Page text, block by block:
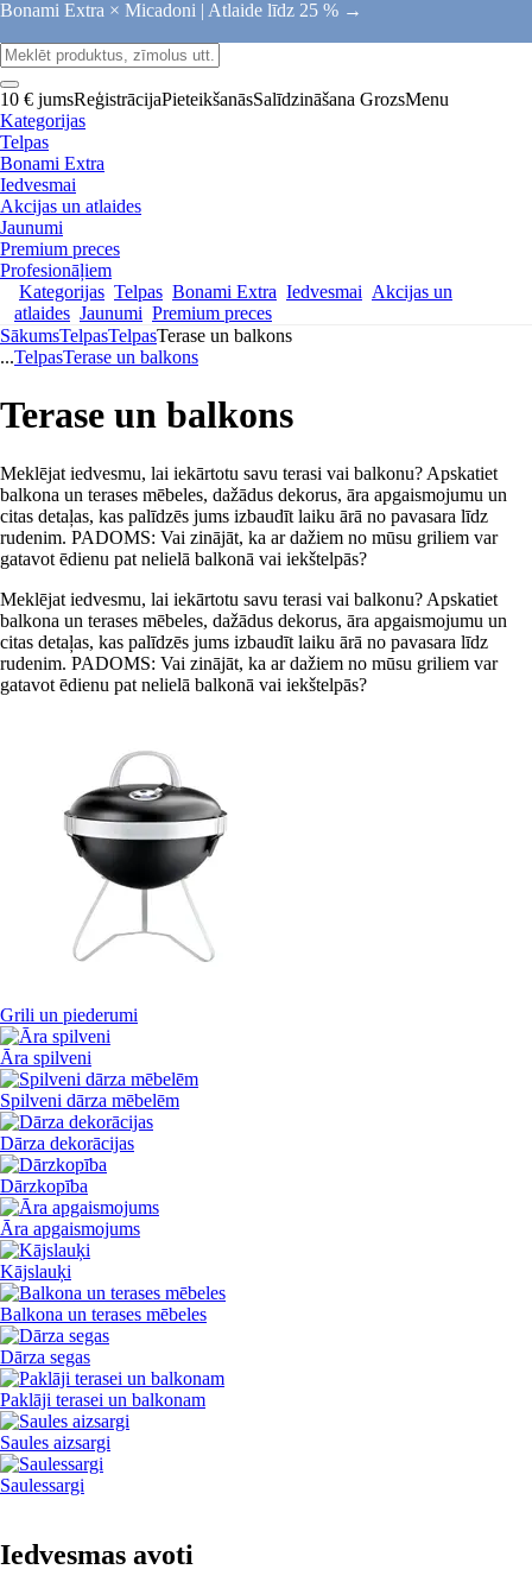
Bonami Extra × Micadoni | Atlaide līdz 25 % →
10 € jumsReģistrācijaPieteikšanāsSalīdzināšana GrozsMenu
Kategorijas
Telpas
Bonami Extra
Iedvesmai
Akcijas un atlaides
Jaunumi
Premium preces
Profesionāļiem
Kategorijas Telpas Bonami Extra Iedvesmai Akcijas un
atlaides Jaunumi Premium preces
SākumsTelpasTelpasTerase un balkons
...TelpasTerase un balkons
Terase un balkons
Meklējat iedvesmu, lai iekārtotu savu terasi vai balkonu? Apskatiet
balkona un terases mēbeles, dažādus dekorus, āra apgaismojumu un
citas detaļas, kas palīdzēs jums izbaudīt laiku ārā no pavasara līdz
rudenim. PADOMS: Vai zinājāt, ka ar dažiem no mūsu griliem var
gatavot ēdienu pat nelielā balkonā vai iekštelpās?
Meklējat iedvesmu, lai iekārtotu savu terasi vai balkonu? Apskatiet
balkona un terases mēbeles, dažādus dekorus, āra apgaismojumu un
citas detaļas, kas palīdzēs jums izbaudīt laiku ārā no pavasara līdz
rudenim. PADOMS: Vai zinājāt, ka ar dažiem no mūsu griliem var
gatavot ēdienu pat nelielā balkonā vai iekštelpās?
Grili un piederumi
Āra spilveni
Spilveni dārza mēbelēm
Dārza dekorācijas
Dārzkopība
Āra apgaismojums
Kājslauķi
Balkona un terases mēbeles
Dārza segas
Paklāji terasei un balkonam
Saules aizsargi
Saulessargi
Iedvesmas avoti